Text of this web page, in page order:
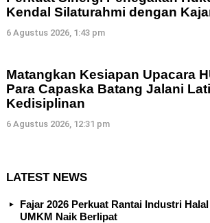
Kendal Silaturahmi dengan
6 Agustus 2026, 1:43 pm
Matangkan Kesiapan Upacara
Para Capaska Batang Jalani
Kedisiplinan
6 Agustus 2026, 12:31 pm
LATEST NEWS
Fajar 2026 Perkuat Rantai Industri
UMKM Naik Berlipat